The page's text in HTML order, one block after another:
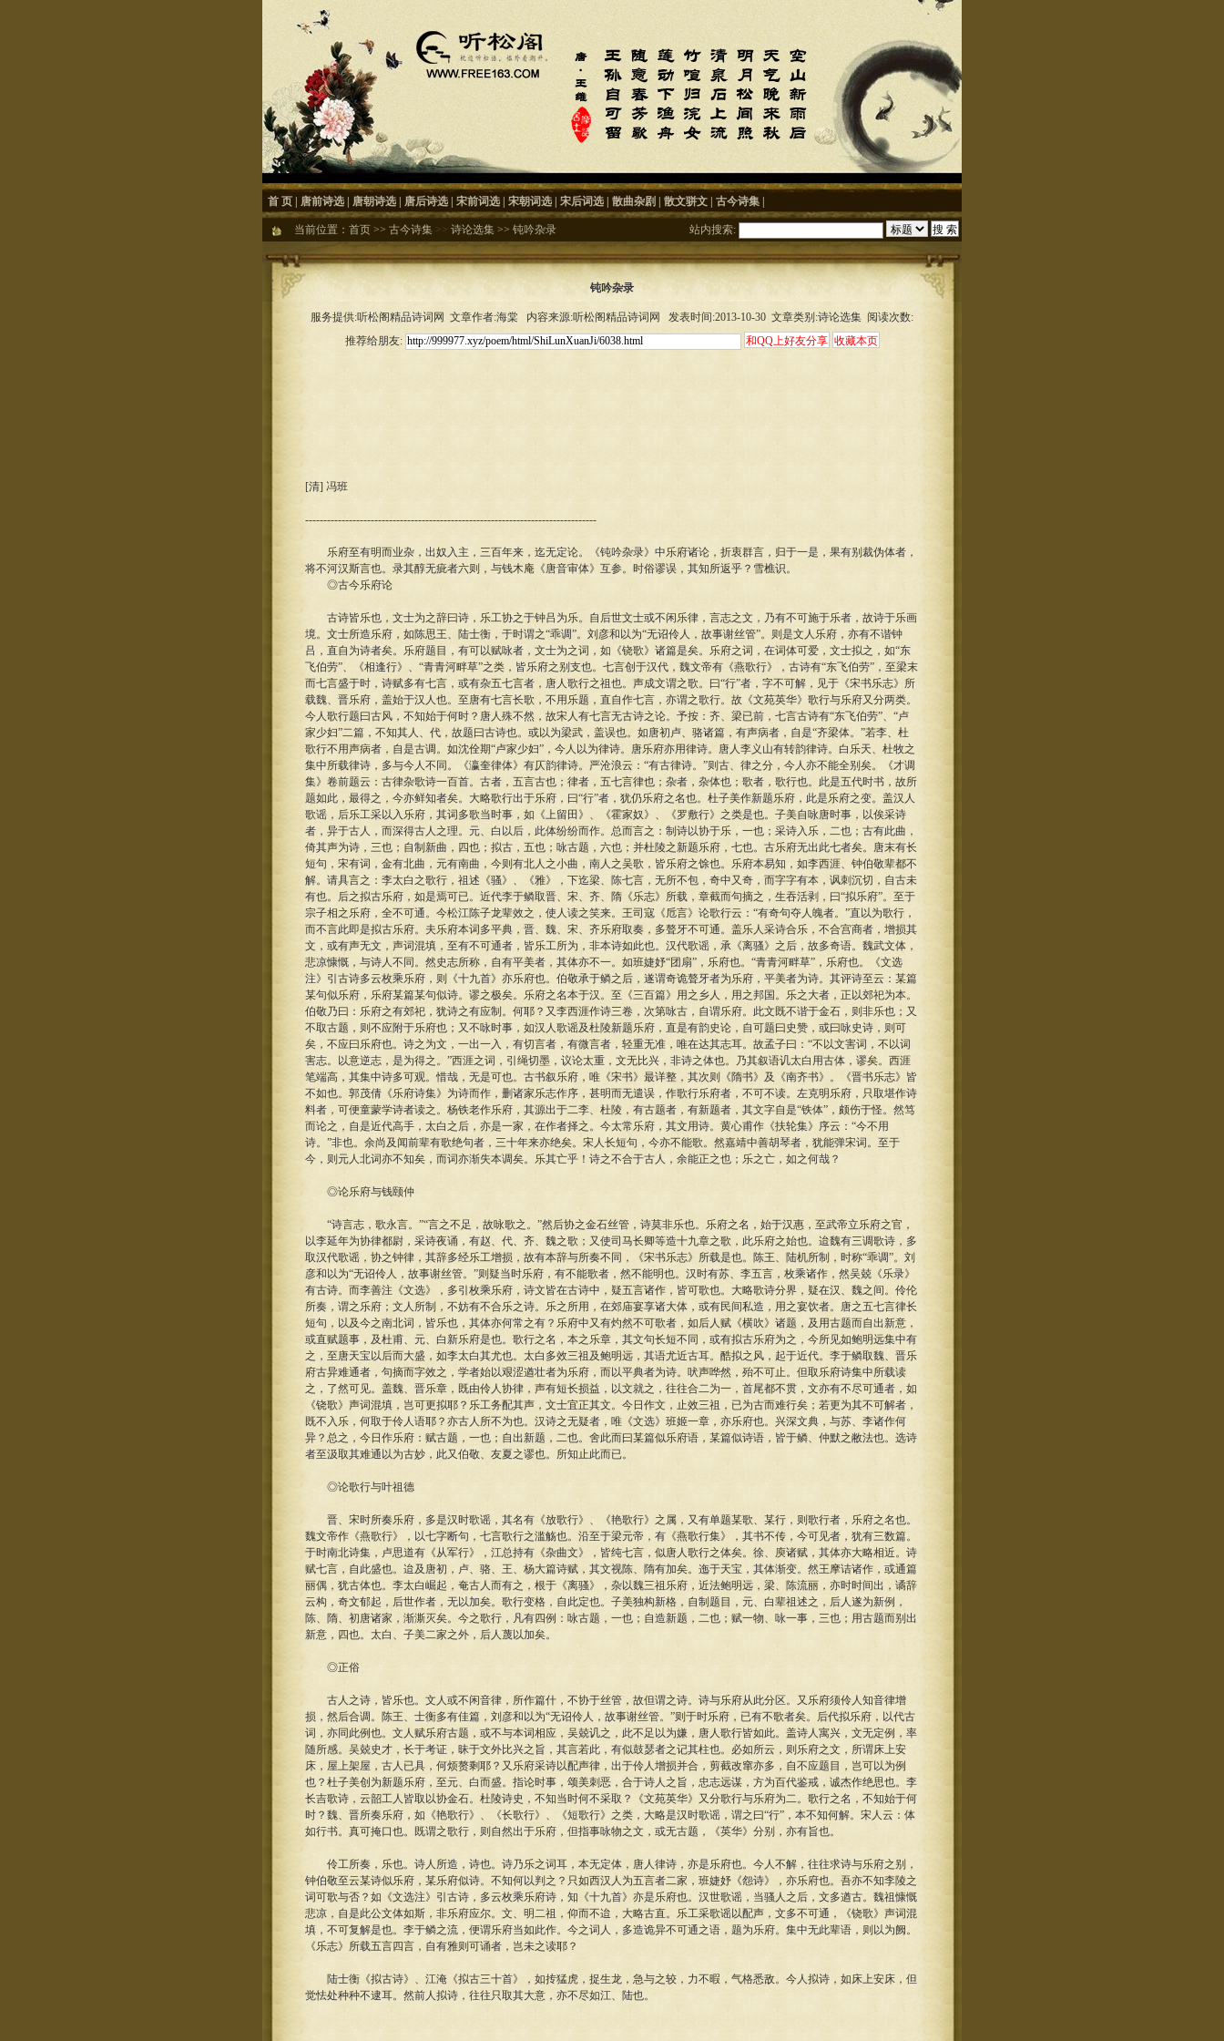
首 页 唐前诗选 唐朝诗选 唐后诗选 宋前词选 宋朝词选 宋后词选 散曲杂剧 散文骈文 古今诗集
当前位置： 首页 >> 古今诗集 >> 诗论选集 >> 钝吟杂录 站内搜索:
钝吟杂录
服务提供:听松阁精品诗词网 文章作者:海棠 内容来源:听松阁精品诗词网 发表时间:2013-10-30 文章类别:诗论选集 阅读次数:
推荐给朋友:
[清] 冯班
--------------------------------------------------------------------------------
乐府至有明而业杂，出奴入主，三百年来，迄无定论。《钝吟杂录》中乐府诸论，折衷群言，归于一是，果有别裁伪体者，
将不河汉斯言也。录其醇无疵者六则，与钱木庵《唐音审体》互参。时俗谬误，其知所返乎？雪樵识。
◎古今乐府论
古诗皆乐也，文士为之辞曰诗，乐工协之于钟吕为乐。自后世文士或不闲乐律，言志之文，乃有不可施于乐者，故诗于乐画
境。文士所造乐府，如陈思王、陆士衡，于时谓之“乖调”。刘彦和以为“无诏伶人，故事谢丝管”。则是文人乐府，亦有不谐钟
吕，直自为诗者矣。乐府题目，有可以赋咏者，文士为之词，如《铙歌》诸篇是矣。乐府之词，在词体可爱，文士拟之，如“东
飞伯劳”、《相逢行》、“青青河畔草”之类，皆乐府之别支也。七言创于汉代，魏文帝有《燕歌行》，古诗有“东飞伯劳”，至梁末
而七言盛于时，诗赋多有七言，或有杂五七言者，唐人歌行之祖也。声成文谓之歌。曰“行”者，字不可解，见于《宋书乐志》所
载魏、晋乐府，盖始于汉人也。至唐有七言长歌，不用乐题，直自作七言，亦谓之歌行。故《文苑英华》歌行与乐府又分两类。
今人歌行题曰古风，不知始于何时？唐人殊不然，故宋人有七言无古诗之论。予按：齐、梁已前，七言古诗有“东飞伯劳”、“卢
家少妇”二篇，不知其人、代，故题曰古诗也。或以为梁武，盖误也。如唐初卢、骆诸篇，有声病者，自是“齐梁体。”若李、杜
歌行不用声病者，自是古调。如沈佺期“卢家少妇”，今人以为律诗。唐乐府亦用律诗。唐人李义山有转韵律诗。白乐天、杜牧之
集中所载律诗，多与今人不同。《瀛奎律体》有仄韵律诗。严沧浪云：“有古律诗。”则古、律之分，今人亦不能全别矣。《才调
集》卷前题云：古律杂歌诗一百首。古者，五言古也；律者，五七言律也；杂者，杂体也；歌者，歌行也。此是五代时书，故所
题如此，最得之，今亦鲜知者矣。大略歌行出于乐府，曰“行”者，犹仍乐府之名也。杜子美作新题乐府，此是乐府之变。盖汉人
歌谣，后乐工采以入乐府，其词多歌当时事，如《上留田》、《霍家奴》、《罗敷行》之类是也。子美自咏唐时事，以俟采诗
者，异于古人，而深得古人之理。元、白以后，此体纷纷而作。总而言之：制诗以协于乐，一也；采诗入乐，二也；古有此曲，
倚其声为诗，三也；自制新曲，四也；拟古，五也；咏古题，六也；并杜陵之新题乐府，七也。古乐府无出此七者矣。唐末有长
短句，宋有词，金有北曲，元有南曲，今则有北人之小曲，南人之吴歌，皆乐府之馀也。乐府本易知，如李西涯、钟伯敬辈都不
解。请具言之：李太白之歌行，祖述《骚》、《雅》，下迄梁、陈七言，无所不包，奇中又奇，而字字有本，讽刺沉切，自古未
有也。后之拟古乐府，如是焉可已。近代李于鳞取晋、宋、齐、隋《乐志》所载，章截而句摘之，生吞活剥，曰“拟乐府”。至于
宗子相之乐府，全不可通。今松江陈子龙辈效之，使人读之笑来。王司寇《卮言》论歌行云：“有奇句夺人魄者。”直以为歌行，
而不言此即是拟古乐府。夫乐府本词多平典，晋、魏、宋、齐乐府取奏，多聱牙不可通。盖乐人采诗合乐，不合宫商者，增损其
文，或有声无文，声词混填，至有不可通者，皆乐工所为，非本诗如此也。汉代歌谣，承《离骚》之后，故多奇语。魏武文体，
悲凉慷慨，与诗人不同。然史志所称，自有平美者，其体亦不一。如班婕妤“团扇”，乐府也。“青青河畔草”，乐府也。《文选
注》引古诗多云枚乘乐府，则《十九首》亦乐府也。伯敬承于鳞之后，遂谓奇诡聱牙者为乐府，平美者为诗。其评诗至云：某篇
某句似乐府，乐府某篇某句似诗。谬之极矣。乐府之名本于汉。至《三百篇》用之乡人，用之邦国。乐之大者，正以郊祀为本。
伯敬乃曰：乐府之有郊祀，犹诗之有应制。何耶？又李西涯作诗三卷，次第咏古，自谓乐府。此文既不谐于金石，则非乐也；又
不取古题，则不应附于乐府也；又不咏时事，如汉人歌谣及杜陵新题乐府，直是有韵史论，自可题曰史赞，或曰咏史诗，则可
矣，不应曰乐府也。诗之为文，一出一入，有切言者，有微言者，轻重无准，唯在达其志耳。故孟子曰：“不以文害词，不以词
害志。以意逆志，是为得之。”西涯之词，引绳切墨，议论太重，文无比兴，非诗之体也。乃其叙语讥太白用古体，谬矣。西涯
笔端高，其集中诗多可观。惜哉，无是可也。古书叙乐府，唯《宋书》最详整，其次则《隋书》及《南齐书》。《晋书乐志》皆
不如也。郭茂倩《乐府诗集》为诗而作，删诸家乐志作序，甚明而无遣误，作歌行乐府者，不可不读。左克明乐府，只取堪作诗
料者，可便童蒙学诗者读之。杨铁老作乐府，其源出于二李、杜陵，有古题者，有新题者，其文字自是“铁体”，颇伤于怪。然笃
而论之，自是近代高手，太白之后，亦是一家，在作者择之。今太常乐府，其文用诗。黄心甫作《扶轮集》序云：“今不用
诗。”非也。余尚及闻前辈有歌绝句者，三十年来亦绝矣。宋人长短句，今亦不能歌。然嘉靖中善胡琴者，犹能弹宋词。至于
今，则元人北词亦不知矣，而词亦渐失本调矣。乐其亡乎！诗之不合于古人，余能正之也；乐之亡，如之何哉？
◎论乐府与钱颐仲
“诗言志，歌永言。”“言之不足，故咏歌之。”然后协之金石丝管，诗莫非乐也。乐府之名，始于汉惠，至武帝立乐府之官，
以李延年为协律都尉，采诗夜诵，有赵、代、齐、魏之歌；又使司马长卿等造十九章之歌，此乐府之始也。迨魏有三调歌诗，多
取汉代歌谣，协之钟律，其辞多经乐工增损，故有本辞与所奏不同，《宋书乐志》所载是也。陈王、陆机所制，时称“乖调”。刘
彦和以为“无诏伶人，故事谢丝管。”则疑当时乐府，有不能歌者，然不能明也。汉时有苏、李五言，枚乘诸作，然吴兢《乐录》
有古诗。而李善注《文选》，多引枚乘乐府，诗文皆在古诗中，疑五言诸作，皆可歌也。大略歌诗分界，疑在汉、魏之间。伶伦
所奏，谓之乐府；文人所制，不妨有不合乐之诗。乐之所用，在郊庙宴享诸大体，或有民间私造，用之宴饮者。唐之五七言律长
短句，以及今之南北词，皆乐也，其体亦何常之有？乐府中又有灼然不可歌者，如后人赋《横吹》诸题，及用古题而自出新意，
或直赋题事，及杜甫、元、白新乐府是也。歌行之名，本之乐章，其文句长短不同，或有拟古乐府为之，今所见如鲍明远集中有
之，至唐天宝以后而大盛，如李太白其尤也。太白多效三祖及鲍明远，其语尤近古耳。酷拟之风，起于近代。李于鳞取魏、晋乐
府古异难通者，句摘而字效之，学者始以艰涩遒壮者为乐府，而以平典者为诗。吠声哗然，殆不可止。但取乐府诗集中所载读
之，了然可见。盖魏、晋乐章，既由伶人协律，声有短长损益，以文就之，往往合二为一，首尾都不贯，文亦有不尽可通者，如
《铙歌》声词混填，岂可更拟耶？乐工务配其声，文士宜正其文。今日作文，止效三祖，已为古而难行矣；若更为其不可解者，
既不入乐，何取于伶人语耶？亦古人所不为也。汉诗之无疑者，唯《文选》班姬一章，亦乐府也。兴深文典，与苏、李诸作何
异？总之，今日作乐府：赋古题，一也；自出新题，二也。舍此而曰某篇似乐府语，某篇似诗语，皆于鳞、仲默之敝法也。选诗
者至汲取其难通以为古妙，此又伯敬、友夏之谬也。所知止此而已。
◎论歌行与叶祖德
晋、宋时所奏乐府，多是汉时歌谣，其名有《放歌行》、《艳歌行》之属，又有单题某歌、某行，则歌行者，乐府之名也。
魏文帝作《燕歌行》，以七字断句，七言歌行之滥觞也。沿至于梁元帝，有《燕歌行集》，其书不传，今可见者，犹有三数篇。
于时南北诗集，卢思道有《从军行》，江总持有《杂曲文》，皆纯七言，似唐人歌行之体矣。徐、庾诸赋，其体亦大略相近。诗
赋七言，自此盛也。迨及唐初，卢、骆、王、杨大篇诗赋，其文视陈、隋有加矣。迤于天宝，其体渐变。然王摩诘诸作，或通篇
丽偶，犹古体也。李太白崛起，奄古人而有之，根于《离骚》，杂以魏三祖乐府，近法鲍明远，梁、陈流丽，亦时时间出，谲辞
云构，奇文郁起，后世作者，无以加矣。歌行变格，自此定也。子美独构新格，自制题目，元、白辈祖述之，后人遂为新例，
陈、隋、初唐诸家，渐澌灭矣。今之歌行，凡有四例：咏古题，一也；自造新题，二也；赋一物、咏一事，三也；用古题而别出
新意，四也。太白、子美二家之外，后人蔑以加矣。
◎正俗
古人之诗，皆乐也。文人或不闲音律，所作篇什，不协于丝管，故但谓之诗。诗与乐府从此分区。又乐府须伶人知音律增
损，然后合调。陈王、士衡多有佳篇，刘彦和以为“无诏伶人，故事谢丝管。”则于时乐府，已有不歌者矣。后代拟乐府，以代古
词，亦同此例也。文人赋乐府古题，或不与本词相应，吴兢讥之，此不足以为嫌，唐人歌行皆如此。盖诗人寓兴，文无定例，率
随所感。吴兢史才，长于考证，昧于文外比兴之旨，其言若此，有似鼓瑟者之记其柱也。必如所云，则乐府之文，所谓床上安
床，屋上架屋，古人已具，何烦赘剩耶？又乐府采诗以配声律，出于伶人增损并合，剪截改窜亦多，自不应题目，岂可以为例
也？杜子美创为新题乐府，至元、白而盛。指论时事，颂美刺恶，合于诗人之旨，忠志远谋，方为百代鉴戒，诚杰作绝思也。李
长吉歌诗，云韶工人皆取以协金石。杜陵诗史，不知当时何不采取？《文苑英华》又分歌行与乐府为二。歌行之名，不知始于何
时？魏、晋所奏乐府，如《艳歌行》、《长歌行》、《短歌行》之类，大略是汉时歌谣，谓之曰“行”，本不知何解。宋人云：体
如行书。真可掩口也。既谓之歌行，则自然出于乐府，但指事咏物之文，或无古题，《英华》分别，亦有旨也。
伶工所奏，乐也。诗人所造，诗也。诗乃乐之词耳，本无定体，唐人律诗，亦是乐府也。今人不解，往往求诗与乐府之别，
钟伯敬至云某诗似乐府，某乐府似诗。不知何以判之？只如西汉人为五言者二家，班婕妤《怨诗》，亦乐府也。吾亦不知李陵之
词可歌与否？如《文选注》引古诗，多云枚乘乐府诗，知《十九首》亦是乐府也。汉世歌谣，当骚人之后，文多遒古。魏祖慷慨
悲凉，自是此公文体如斯，非乐府应尔。文、明二祖，仰而不迨，大略古直。乐工采歌谣以配声，文多不可通，《铙歌》声词混
填，不可复解是也。李于鳞之流，便谓乐府当如此作。今之词人，多造诡异不可通之语，题为乐府。集中无此辈语，则以为阙。
《乐志》所载五言四言，自有雅则可诵者，岂未之读耶？
陆士衡《拟古诗》、江淹《拟古三十首》，如抟猛虎，捉生龙，急与之较，力不暇，气格悉敌。今人拟诗，如床上安床，但
觉怯处种种不逮耳。然前人拟诗，往往只取其大意，亦不尽如江、陆也。